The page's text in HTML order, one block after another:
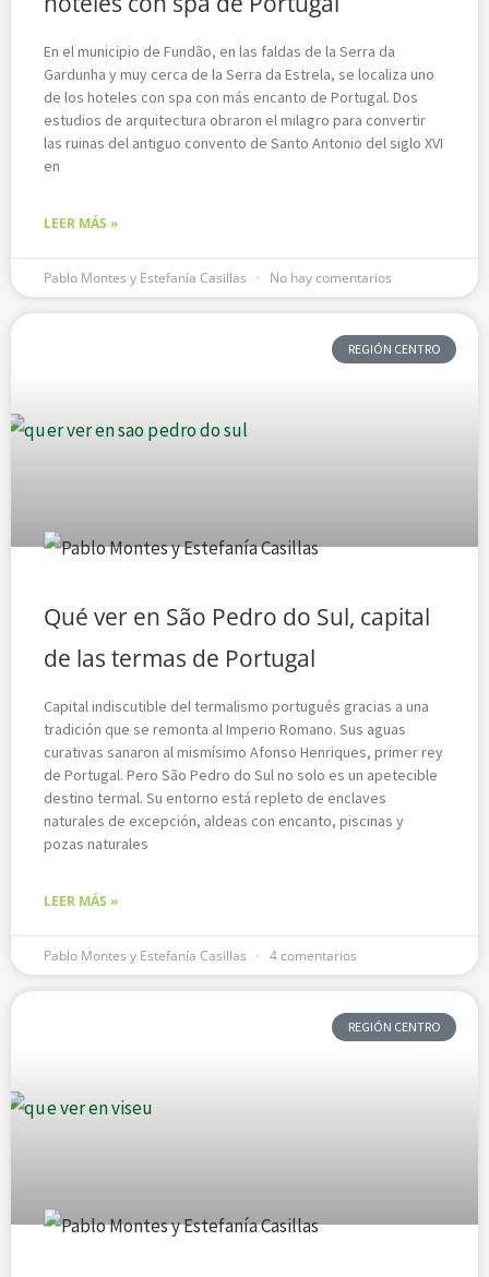
En el municipio de Fundão, en las faldas de la Serra da
Gardunha y muy cerca de la Serra da Estrela, se localiza uno
de los hoteles con spa con más encanto de Portugal. Dos
estudios de arquitectura obraron el milagro para convertir
las ruinas del antiguo convento de Santo Antonio del siglo XVI
en
LEER MÁS »
Pablo Montes y Estefanía Casillas No hay comentarios
REGIÓN CENTRO
Qué ver en São Pedro do Sul, capital
de las termas de Portugal
Capital indiscutible del termalismo portugués gracias a una
tradición que se remonta al Imperio Romano. Sus aguas
curativas sanaron al mismísimo Afonso Henriques, primer rey
de Portugal. Pero São Pedro do Sul no solo es un apetecible
destino termal. Su entorno está repleto de enclaves
naturales de excepción, aldeas con encanto, piscinas y
pozas naturales
LEER MÁS »
Pablo Montes y Estefanía Casillas 4 comentarios
REGIÓN CENTRO